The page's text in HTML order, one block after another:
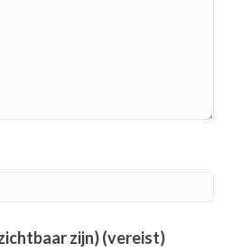
zijn) (vereist)